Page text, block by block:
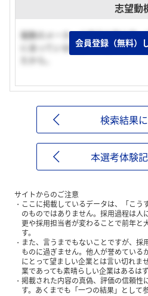
志望動
複数のメーカーの商品を取り扱
に会っている商品をお勧めし、
会員登録（無料）
検索結果
本選考体験
サイトからのご注意
ここに掲載しているデータは、「こ
のものではありません。採用過程は人
更や採用担当者が変わることで前年と
す。
また、言うまでもないことですが、採
ものに過ぎません。他人が誉めている
にとって望ましい企業とは言い切れま
業であっても素晴らしい企業はあるはず
掲載された内容の真偽、評価の信頼性
す。あくまでも「一つの結果」として